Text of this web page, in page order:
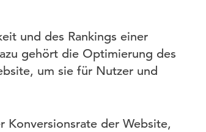
und des Rankings einer
gehört die Optimierung des
um sie für Nutzer und
Konversionsrate der Website,